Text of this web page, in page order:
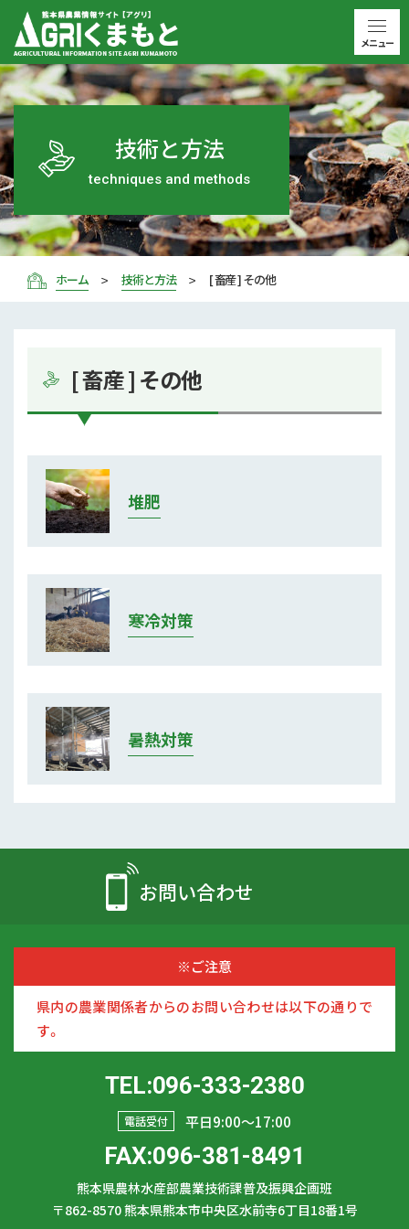
技術と方法
techniques and methods
ホーム 技術と方法 [ 畜産 ] その他
[ 畜産 ] その他
堆肥
寒冷対策
暑熱対策
お問い合わせ
※ご注意
県内の農業関係者からのお問い合わせは以下の通りで
す。
TEL:096-333-2380
電話受付 平日9:00〜17:00
FAX:096-381-8491
熊本県農林水産部農業技術課普及振興企画班
〒862-8570熊本県熊本市中央区水前寺6丁目18番1号
メニュー